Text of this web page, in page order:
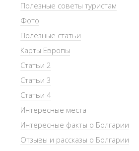
Полезные советы туристам
Фото
Полезные статьи
Карты Европы
Статьи 2
Статьи 3
Статьи 4
Интересные места
Интересные факты о Болгарии
Отзывы и рассказы о Болгарии